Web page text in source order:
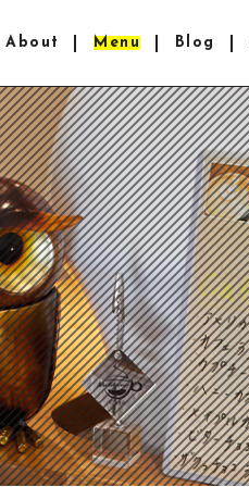
About Menu Blog